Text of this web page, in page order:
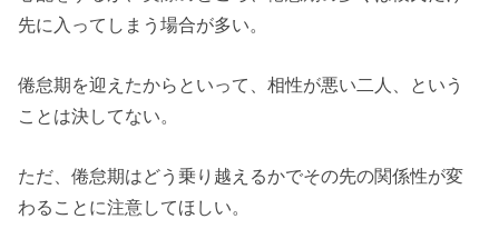
先に入ってしまう場合が多い。
倦怠期を迎えたからといって、相性が悪い二人、という
ことは決してない。
ただ、倦怠期はどう乗り越えるかでその先の関係性が変
わることに注意してほしい。